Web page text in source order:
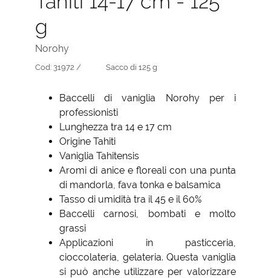
g
Norohy
Cod: 31972 / Sacco di 125 g
Baccelli di vaniglia Norohy per i
professionisti
Lunghezza tra 14 e 17 cm
Origine Tahiti
Vaniglia Tahitensis
Aromi di anice e floreali con una punta
di mandorla, fava tonka e balsamica
Tasso di umidità tra il 45 e il 60%
Baccelli carnosi, bombati e molto
grassi
Applicazioni in pasticceria,
cioccolateria, gelateria. Questa vaniglia
si può anche utilizzare per valorizzare